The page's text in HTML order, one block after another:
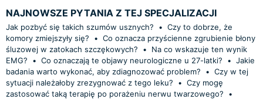
NAJNOWSZE PYTANIA Z TEJ SPECJALIZACJI
Jak pozbyć się takich szumów usznych? • Czy to dobrze, że
komory zmiejszyły się?
• Co oznacza przyścienne zgrubienie błony
śluzowej w zatokach szczękowych?
•
Na co wskazuje ten wynik
EMG?
• Co oznaczają te objawy neurologiczne u 27-latki? • Jakie
badania warto wykonać, aby zdiagnozować problem?
• Czy w tej
sytuacji należałoby zrezygnować z tego leku?
• Czy mogę
zastosować taką terapię po porażeniu nerwu twarzowego?
•